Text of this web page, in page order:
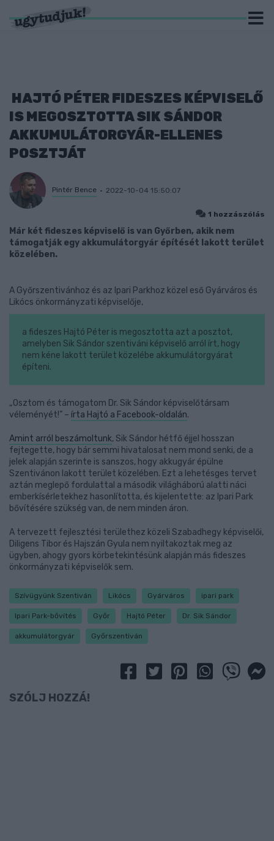
HAJTÓ PÉTER FIDESZES KÉPVISELŐ
IS MEGOSZTOTTA SIK SÁNDOR
AKKUMULÁTORGYÁR-ELLENES
POSZTJÁT
Pintér Bence 2022-10-04 15:50:07
1 hozzászólás
Már két fideszes képviselő is van Győrben, akik nem
támogatják egy akkumulátorgyár építését lakott terület
közelében.
A Győrszentivánhoz és az Ipari Parkhoz közel eső Gyárváros és
Likócs önkormányzati képviselője,
a fideszes Hajtó Péter is megosztotta azt a posztot,
amelyben Sik Sándor szentiváni képviselő arról írt, hogy
nem kéne lakott terület közelébe akkumulátorgyárat
építeni.
„Osztom és támogatom Dr. Sik Sándor képviselőtársam
véleményét!” – írta Hajtó a Facebook-oldalán.
Amint arról beszámoltunk, Sik Sándor hétfő éjjel hosszan
fejtegette, hogy bár semmi hivatalosat nem mond senki, de a
jelek alapján szerinte is sanszos, hogy akkugyár épülne
Szentivánon lakott terület közelében. Ezt a lehetésges tervet
aztán meglepő fordulattal a második világháború alatti náci
emberkísérletekhez hasonlította, és kijelentette: az Ipari Park
bővítésére szükség van, de nem minden áron.
A tervezett fejlesztési területhez közeli Szabadhegy képviselői,
Diligens Tibor és Hajszán Gyula nem nyiltakoztak meg az
ügyben, ahogy gyors körbetekintésünk alapján más fideszes
önkormányzati képviselők sem.
Szívügyünk Szentiván Likócs Gyárváros ipari park
Ipari Park-bővítés Győr Hajtó Péter Dr. Sik Sándor
akkumulátorgyár Győrszentiván
SZÓLJ HOZZÁ!